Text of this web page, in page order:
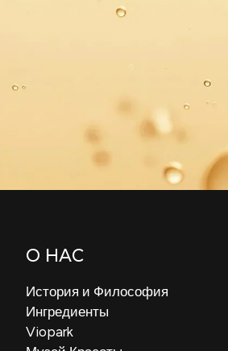
О НАС
История и Философия
Ингредиенты
Viopark